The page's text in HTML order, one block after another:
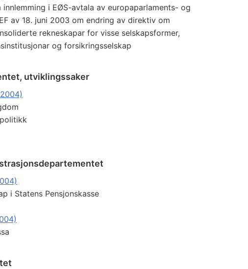
i EØS-avtala av europaparlaments- og
av 18. juni 2003 om endring av direktiv om
rekneskapar for visse selskapsformer,
og forsikringsselskap
utviklingssaker
i Statens Pensjonskasse